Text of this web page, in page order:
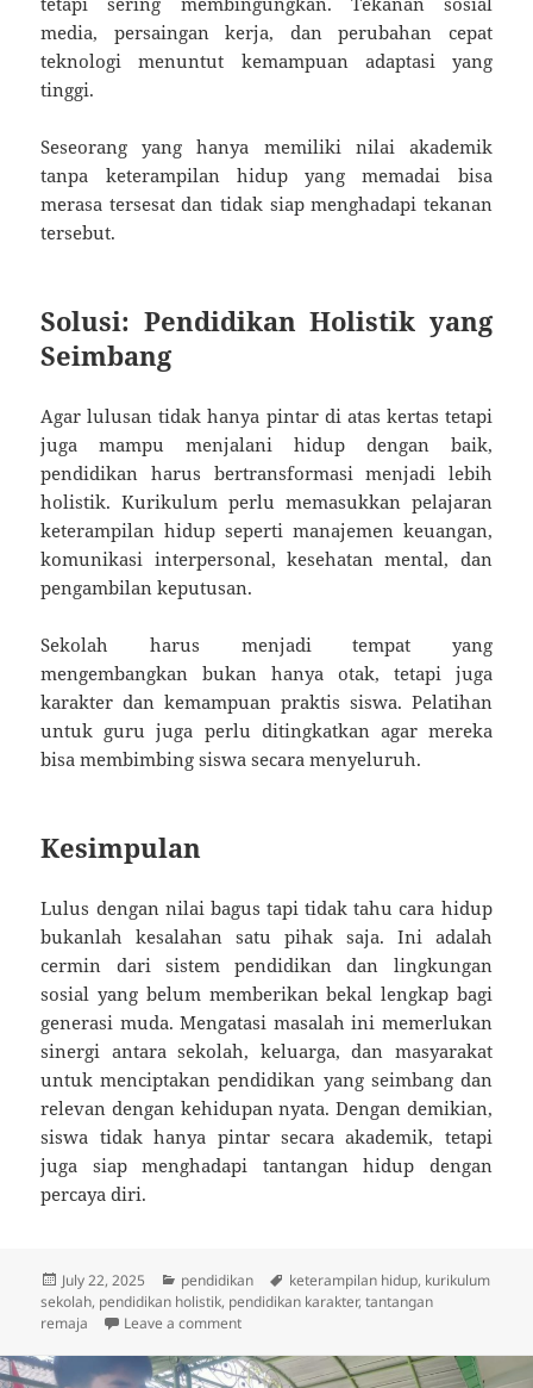
media, persaingan kerja, dan perubahan cepat
teknologi menuntut kemampuan adaptasi yang
tinggi.
Seseorang yang hanya memiliki nilai akademik
tanpa keterampilan hidup yang memadai bisa
merasa tersesat dan tidak siap menghadapi tekanan
tersebut.
Solusi: Pendidikan Holistik yang
Seimbang
Agar lulusan tidak hanya pintar di atas kertas tetapi
juga mampu menjalani hidup dengan baik,
pendidikan harus bertransformasi menjadi lebih
holistik. Kurikulum perlu memasukkan pelajaran
keterampilan hidup seperti manajemen keuangan,
komunikasi interpersonal, kesehatan mental, dan
pengambilan keputusan.
Sekolah harus menjadi tempat yang
mengembangkan bukan hanya otak, tetapi juga
karakter dan kemampuan praktis siswa. Pelatihan
untuk guru juga perlu ditingkatkan agar mereka
bisa membimbing siswa secara menyeluruh.
Kesimpulan
Lulus dengan nilai bagus tapi tidak tahu cara hidup
bukanlah kesalahan satu pihak saja. Ini adalah
cermin dari sistem pendidikan dan lingkungan
sosial yang belum memberikan bekal lengkap bagi
generasi muda. Mengatasi masalah ini memerlukan
sinergi antara sekolah, keluarga, dan masyarakat
untuk menciptakan pendidikan yang seimbang dan
relevan dengan kehidupan nyata. Dengan demikian,
siswa tidak hanya pintar secara akademik, tetapi
juga siap menghadapi tantangan hidup dengan
percaya diri.
Posted
on
July 22, 2025 Categories
pendidikan Tags
keterampilan hidup, kurikulum
sekolah, pendidikan holistik, pendidikan karakter,tantangan
remaja
Leave a commenton Lulus dengan Nilai Bagus Tapi Gak Tahu